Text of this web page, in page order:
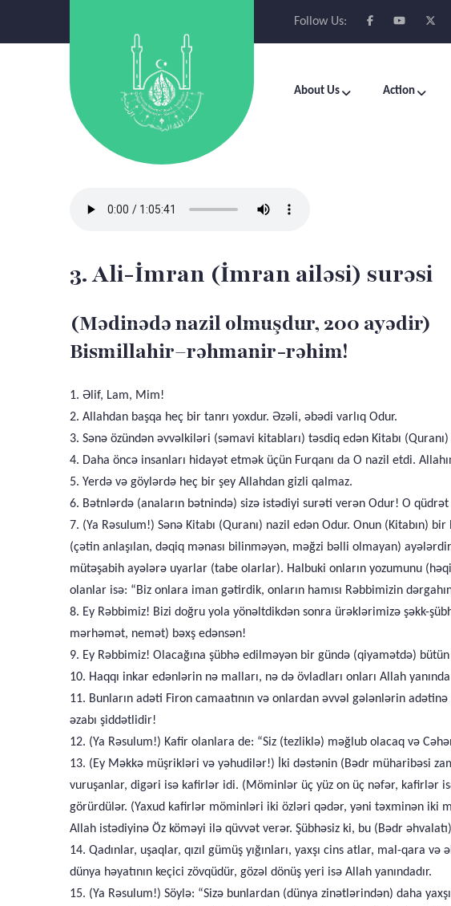
Follow Us:
About Us Action
3. Ali-İmran (İmran ailəsi) surəsi
(Mədinədə nazil olmuşdur, 200 ayədir)
Bismillahir–rəhmanir-rəhim!
1. Əlif, Lam, Mim!
2. Allahdan başqa heç bir tanrı yoxdur. Əzəli, əbədi varlıq Odur.
3. Sənə özündən əvvəlkiləri (səmavi kitabları) təsdiq edən Kitabı
4. Daha öncə insanları hidayət etmək üçün Furqanı da O nazil etdi.
5. Yerdə və göylərdə heç bir şey Allahdan gizli qalmaz.
6. Bətnlərdə (anaların bətnində) sizə istədiyi surəti verən Odur! O
7. (Ya Rəsulum!) Sənə Kitabı (Quranı) nazil edən Odur. Onun (Kitabın)
(çətin anlaşılan, dəqiq mənası bilinməyən, məğzi bəlli olmayan)
mütəşabih ayələrə uyarlar (tabe olarlar). Halbuki onların yozumunu
olanlar isə: “Biz onlara iman gətirdik, onların hamısı Rəbbimizin
8. Ey Rəbbimiz! Bizi doğru yola yönəltdikdən sonra ürəklərimizə şəkk-
mərhəmət, nemət) bəxş edənsən!
9. Ey Rəbbimiz! Olacağına şübhə edilməyən bir gündə (qiyamətdə)
10. Haqqı inkar edənlərin nə malları, nə də övladları onları Allah
11. Bunların adəti Firon camaatının və onlardan əvvəl gələnlərin
əzabı şiddətlidir!
12. (Ya Rəsulum!) Kafir olanlara de: “Siz (tezliklə) məğlub olacaq və
13. (Ey Məkkə müşrikləri və yəhudilər!) İki dəstənin (Bədr müharibəsi
vuruşanlar, digəri isə kafirlər idi. (Möminlər üç yüz on üç nəfər, kafirlər
görürdülər. (Yaxud kafirlər möminləri iki özləri qədər, yəni təxminən iki
Allah istədiyinə Öz köməyi ilə qüvvət verər. Şübhəsiz ki, bu (Bədr
14. Qadınlar, uşaqlar, qızıl gümüş yığınları, yaxşı cins atlar, mal-
dünya həyatının keçici zövqüdür, gözəl dönüş yeri isə Allah yanındadır.
15. (Ya Rəsulum!) Söylə: “Sizə bunlardan (dünya zinətlərindən) daha